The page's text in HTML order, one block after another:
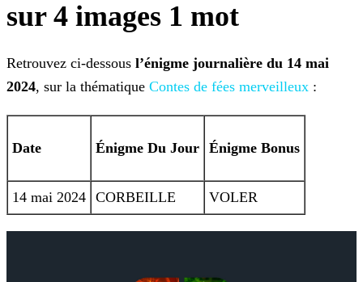
sur 4 images 1 mot
Retrouvez ci-dessous l’énigme journalière du 14 mai
2024, sur la thématique Contes de fées merveilleux :
Date Énigme Du Jour Énigme Bonus
14 mai 2024 CORBEILLE VOLER